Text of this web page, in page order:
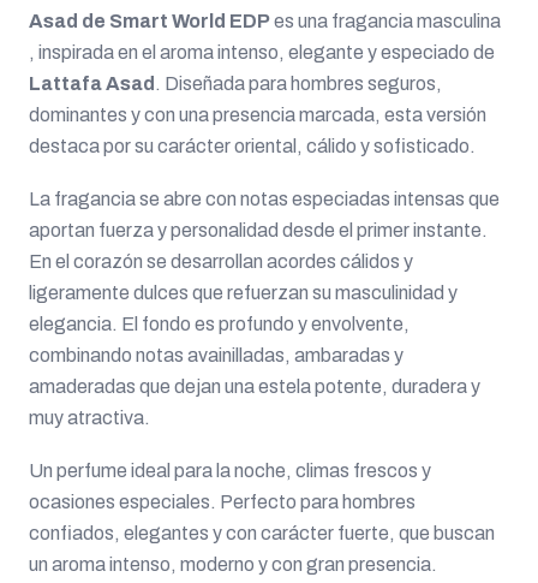
Asad de Smart World EDPes una fragancia masculina
, inspirada en el aroma intenso, elegante y especiado de
Lattafa Asad . Diseñada para hombres seguros,
dominantes y con una presencia marcada, esta versión
destaca por su carácter oriental, cálido y sofisticado.
La fragancia se abre con notas especiadas intensas que
aportan fuerza y personalidad desde el primer instante.
En el corazón se desarrollan acordes cálidos y
ligeramente dulces que refuerzan su masculinidad y
elegancia. El fondo es profundo y envolvente,
combinando notas avainilladas, ambaradas y
amaderadas que dejan una estela potente, duradera y
muy atractiva.
Un perfume ideal para la noche, climas frescos y
ocasiones especiales. Perfecto para hombres
confiados, elegantes y con carácter fuerte, que buscan
un aroma intenso, moderno y con gran presencia.